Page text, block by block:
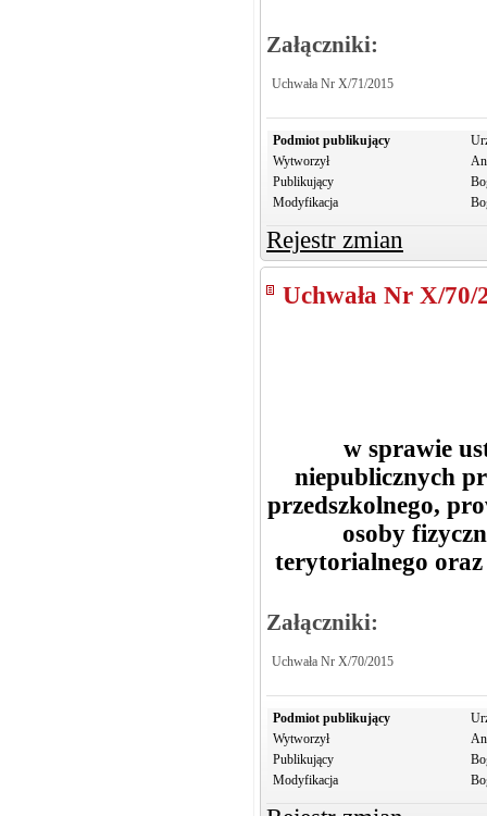
Załączniki:
Uchwała Nr X/71/2015
Podmiot publikujący
Wytworzył
Publikujący
Modyfikacja
Rejestr zmian
Uchwała Nr X/70/
w sprawie
niepublicznych
przedszkolnego,
osoby
terytorialnego
Załączniki:
Uchwała Nr X/70/2015
Podmiot publikujący
Wytworzył
Publikujący
Modyfikacja